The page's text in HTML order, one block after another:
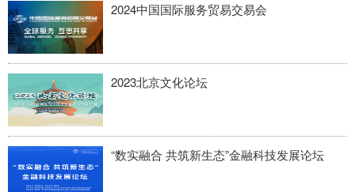
2024中国国际服务贸易交易会
2023北京文化论坛
“数实融合 共筑新生态”金融科技发展论坛